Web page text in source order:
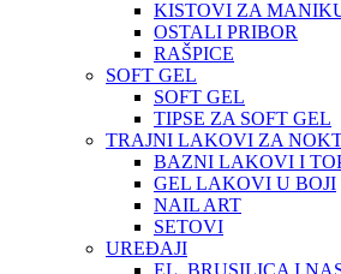
KISTOVI ZA
OSTALI PRIBOR
RAŠPICE
SOFT GEL
SOFT GEL
TIPSE ZA SOFT GEL
TRAJNI LAKOVI ZA
BAZNI LAKOVI I
GEL LAKOVI U BOJI
NAIL ART
SETOVI
UREĐAJI
EL. BRUSILICA I